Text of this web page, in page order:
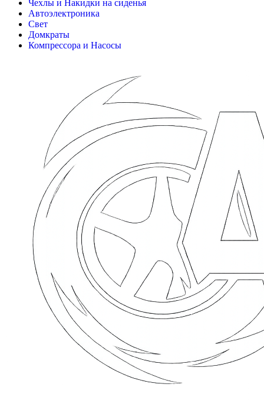
Чехлы и Накидки на сиденья
Автоэлектроника
Свет
Домкраты
Компрессора и Насосы